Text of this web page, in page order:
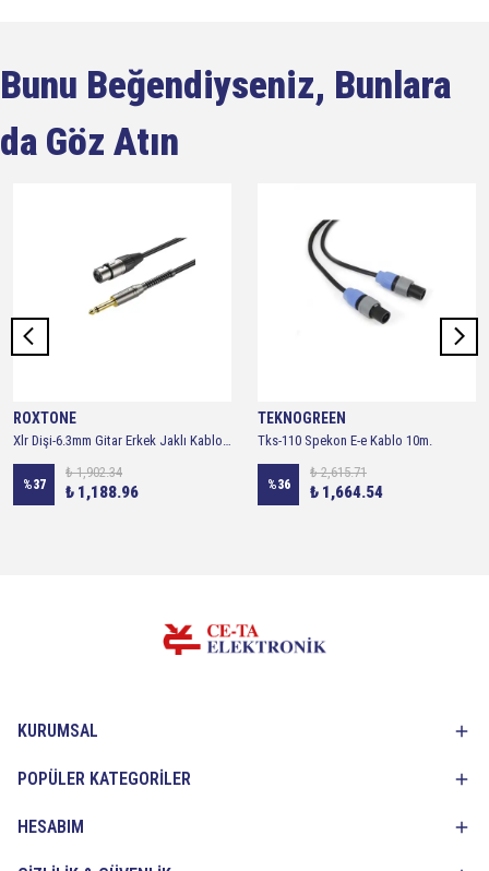
Bunu Beğendiyseniz, Bunlara
da Göz Atın
ROXTONE
Xlr Dişi-6.3mm Gitar Erkek Jaklı Kablo 5mt Rx-k12205
%37
₺ 1,902.34
₺ 1,188.96
TEKNOGREEN
Tks-110 Spekon E-e Kablo 10m.
%36
₺ 2,615.71
₺ 1,664.54
KURUMSAL
POPÜLER KATEGORİLER
HESABIM